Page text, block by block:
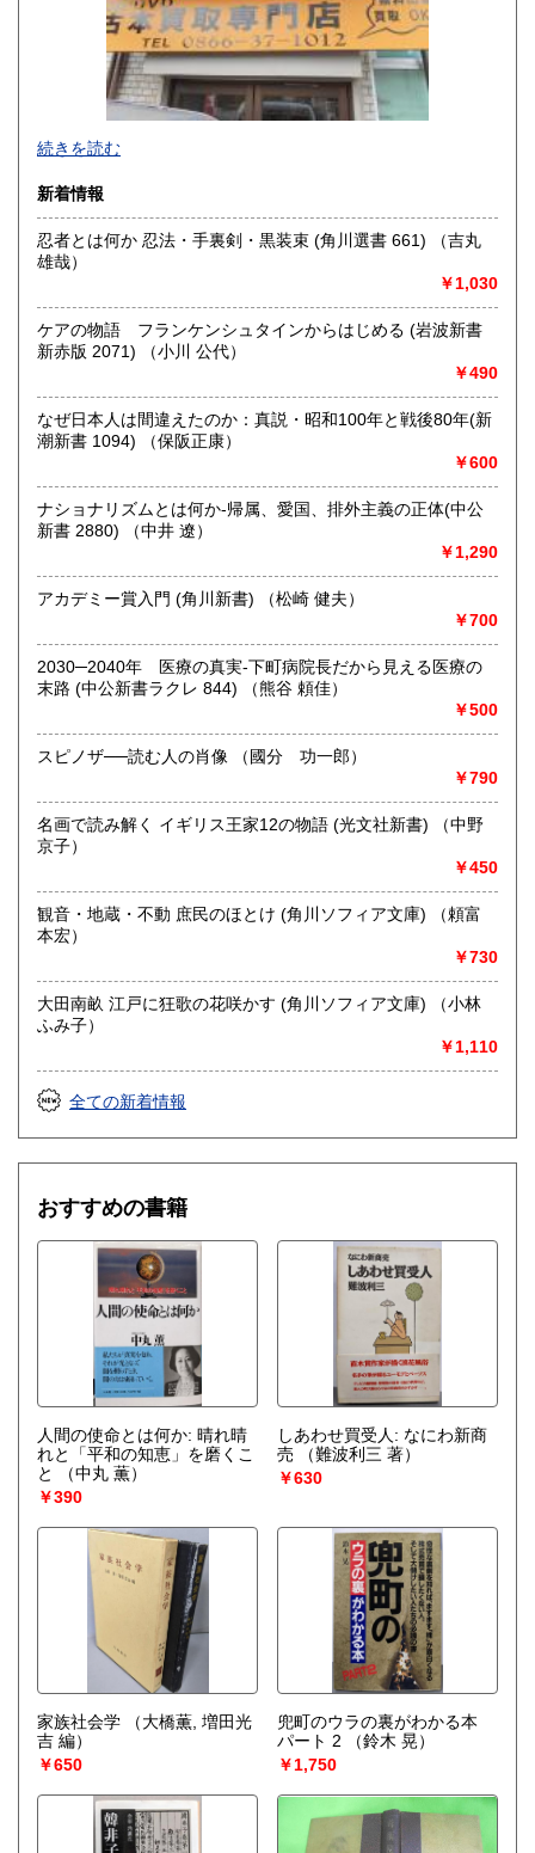
300円 福岡県
300円 長崎県
熊本県
宮崎県
沖縄県 300円
不死鳥BOOKSでは、書籍だけでなくCD、DVD、レコード、
ゲーム、おもちゃ、骨董品まであらゆるものの買い取りがで
にお問い合わせください。出張費は、無料です。
沿線名：伯備線・桃太郎線(吉備線)
最寄駅：総社駅
定休日：年中無休
書籍の買取について
不死鳥BOOKSでは、書籍だけでなくCD、DVD、レコード、
ゲーム、おもちゃ、骨董品まであらゆるものの買い取りがで
きます。店主が、日本全国買取にお伺いいたします。お気軽
取り扱い分野
哲学宗教、歴史、社会科学、自然科学、美術工芸、趣味、外
オールジャンル
続きを読む
新着情報
忍者とは何か 忍法・手裏剣・黒装束 (角川選書 661) （吉丸
雄哉）
￥1,030
ケアの物語 フランケンシュタインからはじめる (岩波新書
新赤版 2071) （小川 公代）
￥490
なぜ日本人は間違えたのか：真説・昭和100年と戦後80年(新
潮新書 1094) （保阪正康）
￥600
ナショナリズムとは何か-帰属、愛国、排外主義の正体(中公
新書 2880) （中井 遼）
￥1,290
アカデミー賞入門 (角川新書) （松崎 健夫）
￥700
2030─2040年 医療の真実-下町病院長だから見える医療の
末路 (中公新書ラクレ 844) （熊谷 頼佳）
￥500
スピノザ──読む人の肖像 （國分 功一郎）
￥790
名画で読み解く イギリス王家12の物語 (光文社新書) （中野
京子）
￥450
観音・地蔵・不動 庶民のほとけ (角川ソフィア文庫) （頼富
本宏）
￥730
大田南畝 江戸に狂歌の花咲かす (角川ソフィア文庫) （小林
ふみ子）
￥1,110
全ての新着情報
おすすめの書籍
人間の使命とは何か: 晴れ晴
れと「平和の知恵」を磨くこ
と
（中丸 薫）
￥390
しあわせ買受人: なにわ新商
売
（難波利三 著）
￥630
家族社会学
（大橋薫, 増田光
吉 編）
￥650
兜町のウラの裏がわかる本
パート 2
（鈴木 晃）
￥1,750